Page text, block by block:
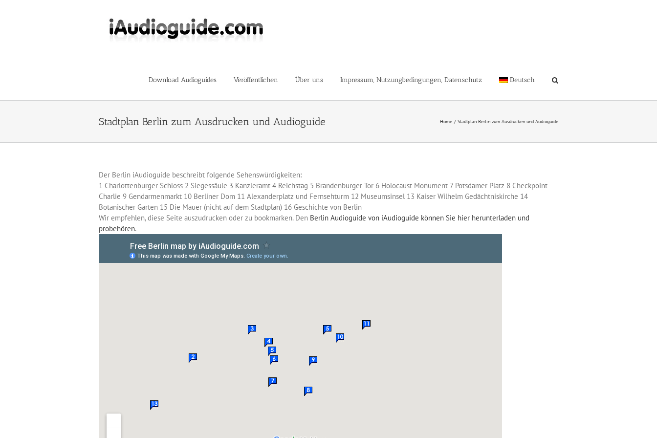
Download Audioguides Veröffentlichen Über uns Impressum, Nutzungbedingungen, Datenschutz Deutsch
Stadtplan Berlin zum Ausdrucken und Audioguide Home Stadtplan Berlin zum Ausdrucken und Audioguide
Der Berlin iAudioguide beschreibt folgende Sehenswürdigkeiten:
1 Charlottenburger Schloss 2 Siegessäule 3 Kanzleramt 4 Reichstag 5 Brandenburger Tor 6 Holocaust Monument 7 Potsdamer Platz 8 Checkpoint
Charlie 9 Gendarmenmarkt 10 Berliner Dom 11 Alexanderplatz und Fernsehturm 12 Museumsinsel 13 Kaiser Wilhelm Gedächtniskirche 14
Botanischer Garten 15 Die Mauer (nicht auf dem Stadtplan) 16 Geschichte von Berlin
Wir empfehlen, diese Seite auszudrucken oder zu bookmarken. Den Berlin Audioguide von iAudioguide können Sie hier herunterladen und
probehören.